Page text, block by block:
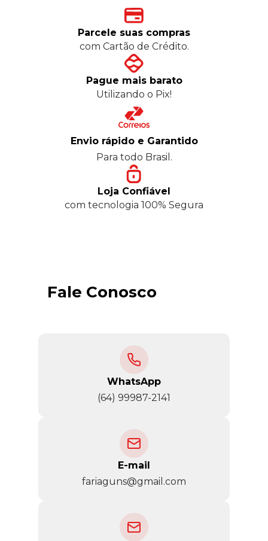
Pague mais barato
Utilizando o Pix!
Parcele suas compras
com Cartão de Crédito.
Envio rápido e Garantido
Para todo Brasil.
Loja Confiável
com tecnologia 100% Segura
Fale Conosco
WhatsApp
(64) 99987-2141
E-mail
fariaguns@gmail.com